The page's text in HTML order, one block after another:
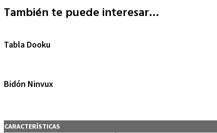
También te puede interesar…
Tabla Dooku
Bidón Ninvux
CARACTERÍSTICAS